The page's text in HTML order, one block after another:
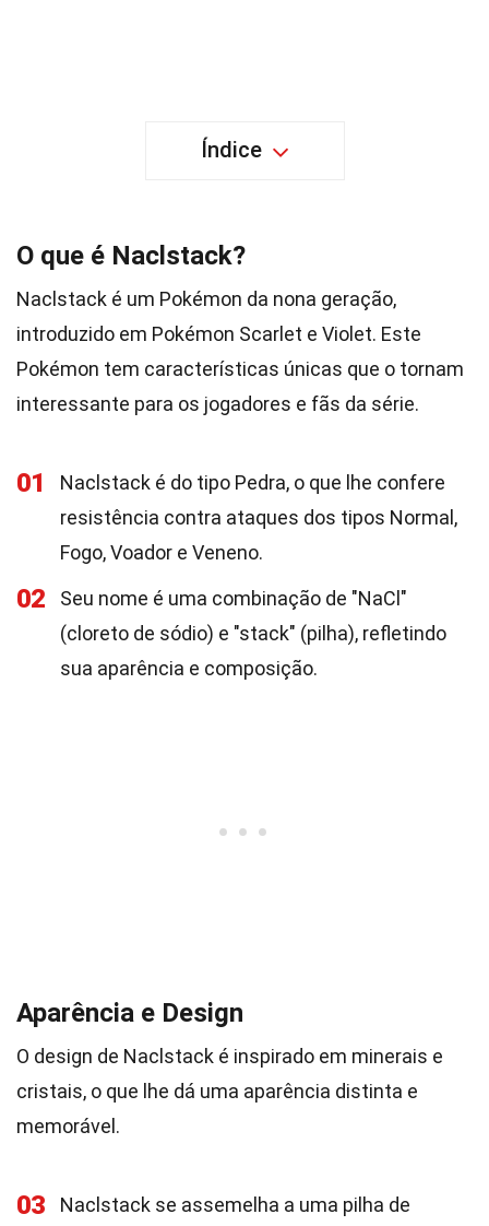
Índice
O que é Naclstack?
Naclstack é um Pokémon da nona geração,
introduzido em Pokémon Scarlet e Violet. Este
Pokémon tem características únicas que o tornam
interessante para os jogadores e fãs da série.
01
Naclstack é do tipo Pedra, o que lhe confere
resistência contra ataques dos tipos Normal,
Fogo, Voador e Veneno.
02
Seu nome é uma combinação de "NaCl"
(cloreto de sódio) e "stack" (pilha), refletindo
sua aparência e composição.
Aparência e Design
O design de Naclstack é inspirado em minerais e
cristais, o que lhe dá uma aparência distinta e
memorável.
03
Naclstack se assemelha a uma pilha de